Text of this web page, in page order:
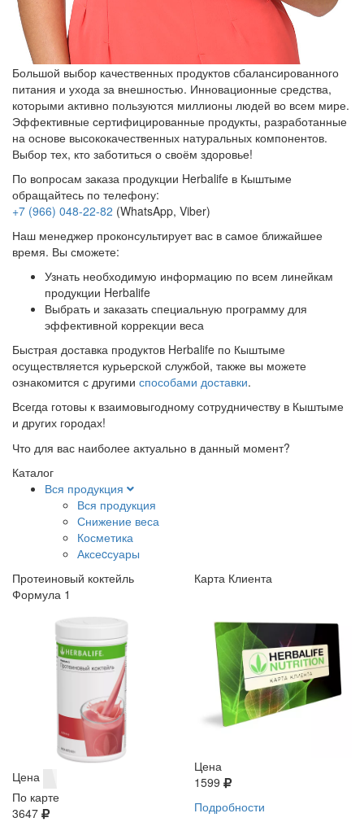
Большой выбор качественных продуктов сбалансированного
питания и ухода за внешностью. Инновационные средства,
которыми активно пользуются миллионы людей во всем мире.
Эффективные сертифицированные продукты, разработанные
на основе высококачественных натуральных компонентов.
Выбор тех, кто заботиться о своём здоровье!
По вопросам заказа продукции Herbalife в Кыштыме
обращайтесь по телефону:
+7 (966) 048-22-82 (WhatsApp, Viber)
Наш менеджер проконсультирует вас в самое ближайшее
время. Вы сможете:
Узнать необходимую информацию по всем линейкам
продукции Herbalife
Выбрать и заказать специальную программу для
эффективной коррекции веса
Быстрая доставка продуктов Herbalife по Кыштыме
осуществляется курьерской службой, также вы можете
ознакомится с другими способами доставки.
Всегда готовы к взаимовыгодному сотрудничеству в Кыштыме
и других городах!
Что для вас наиболее актуально в данный момент?
Каталог
Вся продукция
Вся продукция
Снижение веса
Косметика
Аксеcсуары
Протеиновый коктейль
Формула 1
Цена
По карте
3647
Карта Клиента
Цена
1599
Подробности